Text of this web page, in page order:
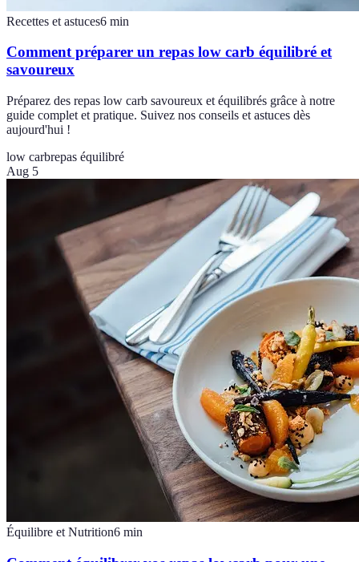
Recettes et astuces6 min
Comment préparer un repas low carb équilibré et
savoureux
Préparez des repas low carb savoureux et équilibrés grâce à notre
guide complet et pratique. Suivez nos conseils et astuces dès
aujourd'hui !
low carbrepas équilibré
Aug 5
Équilibre et Nutrition6 min